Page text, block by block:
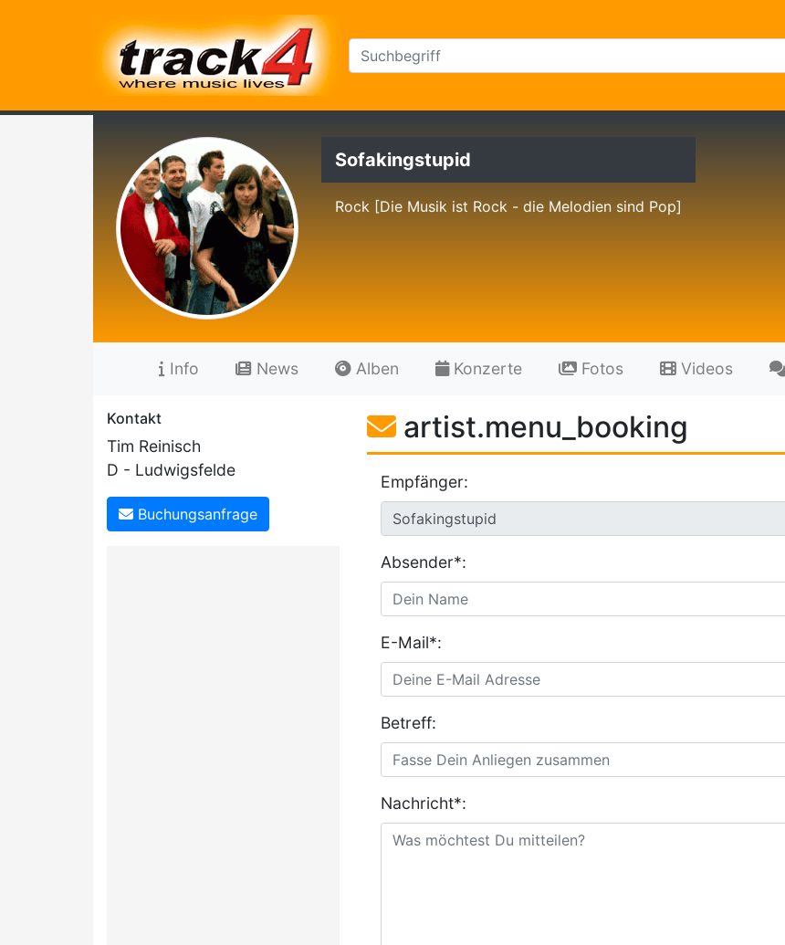
Sofakingstupid
Rock [Die Musik ist Rock - die Melodien sind Pop]
Info News Alben Konzerte Fotos Videos
Kontakt
Tim Reinisch
D - Ludwigsfelde
Buchungsanfrage
artist.menu_booking
Empfänger:
Absender*:
E-Mail*:
Betreff:
Nachricht*: